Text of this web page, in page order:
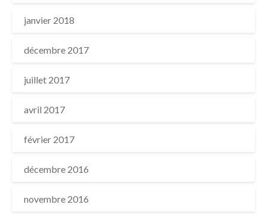
janvier 2018
décembre 2017
juillet 2017
avril 2017
février 2017
décembre 2016
novembre 2016